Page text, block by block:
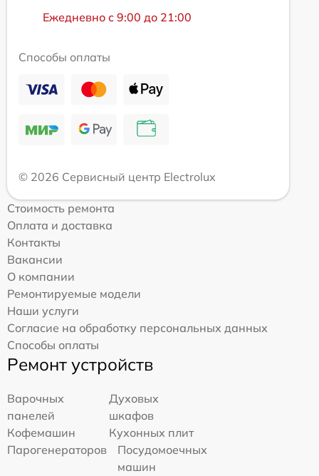
Ежедневно с 9:00 до 21:00
Способы оплаты
© 2026 Сервисный центр Electrolux
Стоимость ремонта
Оплата и доставка
Контакты
Вакансии
О компании
Ремонтируемые модели
Наши услуги
Согласие на обработку персональных данных
Способы оплаты
Ремонт устройств
Варочных
панелей
Духовых
шкафов
Кофемашин
Кухонных плит
Парогенераторов
Посудомоечных
машин